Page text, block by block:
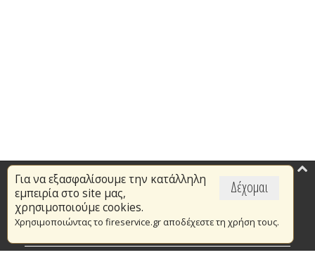
Δέχομαι
Για να εξασφαλίσουμε την κατάλληλη
εμπειρία στο site μας,
χρησιμοποιούμε cookies.
Χρησιμοποιώντας το fireservice.gr αποδέχεστε τη χρήση τους.
Επικαιρότητα
Το Πυροσβεστικό Σώμα